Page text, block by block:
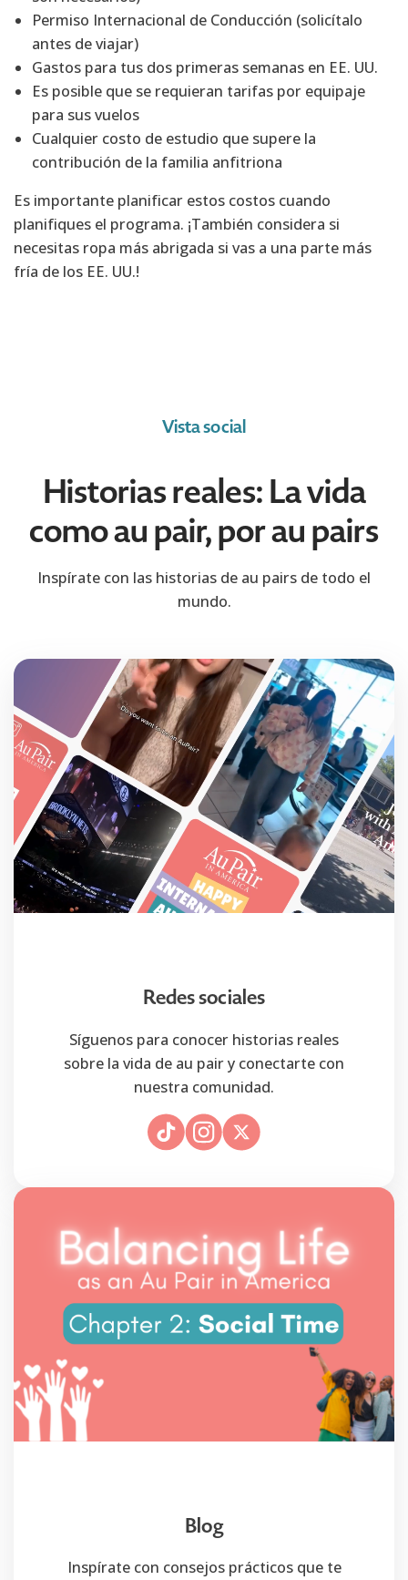
Permiso Internacional de Conducción (solicítalo
antes de viajar)
Gastos para tus dos primeras semanas en EE. UU.
Es posible que se requieran tarifas por equipaje
para sus vuelos
Cualquier costo de estudio que supere la
contribución de la familia anfitriona
Es importante planificar estos costos cuando
planifiques el programa. ¡También considera si
necesitas ropa más abrigada si vas a una parte más
fría de los EE. UU.!
Vista social
Historias reales: La vida
como au pair, por au pairs
Inspírate con las historias de au pairs de todo el
mundo.
Redes sociales
Síguenos para conocer historias reales
sobre la vida de au pair y conectarte con
nuestra comunidad.
Blog
Inspírate con consejos prácticos que te